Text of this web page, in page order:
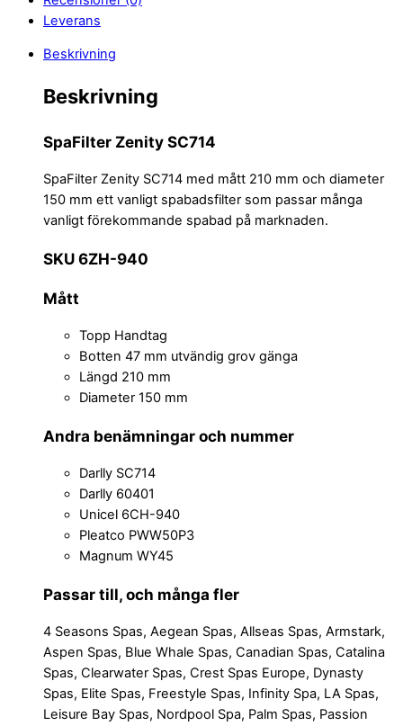
Leverans
Beskrivning
Beskrivning
SpaFilter Zenity SC714
SpaFilter Zenity SC714 med mått 210 mm och diameter
150 mm ett vanligt spabadsfilter som passar många
vanligt förekommande spabad på marknaden.
SKU 6ZH-940
Mått
Topp Handtag
Botten 47 mm utvändig grov gänga
Längd 210 mm
Diameter 150 mm
Andra benämningar och nummer
Darlly SC714
Darlly 60401
Unicel 6CH-940
Pleatco PWW50P3
Magnum WY45
Passar till, och många fler
4 Seasons Spas, Aegean Spas, Allseas Spas, Armstark,
Aspen Spas, Blue Whale Spas, Canadian Spas, Catalina
Spas, Clearwater Spas, Crest Spas Europe, Dynasty
Spas, Elite Spas, Freestyle Spas, Infinity Spa, LA Spas,
Leisure Bay Spas, Nordpool Spa, Palm Spas, Passion